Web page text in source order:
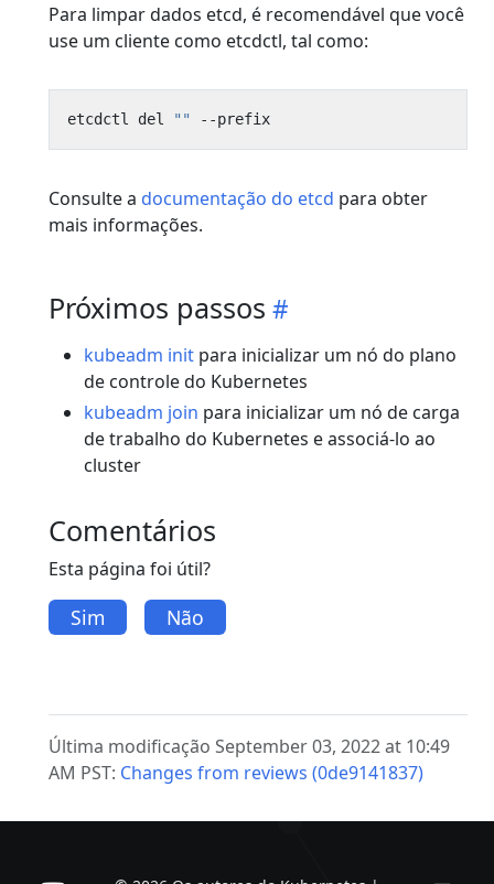
Para limpar dados etcd, é recomendável que você
use um cliente como etcdctl, tal como:
etcdctl del ""
Consulte a documentação do etcd para obter
mais informações.
Próximos passos
kubeadm init para inicializar um nó do plano
de controle do Kubernetes
kubeadm join para inicializar um nó de carga
de trabalho do Kubernetes e associá-lo ao
cluster
Comentários
Esta página foi útil?
Sim Não
Última modificação September 03, 2022 at 10:49
AM PST: Changes from reviews (0de9141837)